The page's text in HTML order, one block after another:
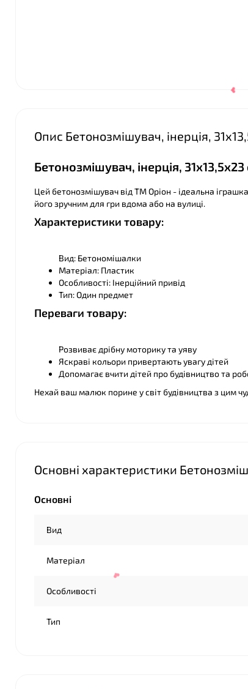
Опис Бетонозмішувач, інерція,
Бетонозмішувач, інерція,
Цей бетонозмішувач від ТМ Оріон - ідеальна
його зручним для гри вдома або на вулиці.
Характеристики товару:
Вид: Бетономішалки
Матеріал: Пластик
Особливості: Інерційний привід
Тип: Один предмет
Переваги товару:
Розвиває дрібну моторику та уяву
Яскраві кольори привертають увагу дітей
Допомагає вчити дітей про будівництво та
Нехай ваш малюк порине у світ будівництва з цим
Основні характеристики
Основні
Вид
Матеріал
Особливості
Тип